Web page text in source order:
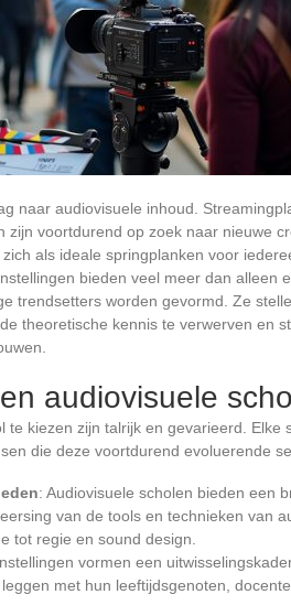
naar audiovisuele inhoud.
zijn voortdurend op zoek naar nieuwe
als ideale springplanken voor
bieden veel meer dan alleen
trendsetters worden gevormd. Ze
theoretische kennis te verwerven en
audiovisuele
kiezen zijn talrijk en gevarieerd. Elke
die deze voortdurend evoluerende
: Audiovisuele scholen bieden een
van de tools en technieken van
tot regie en sound design.
vormen een
met hun leeftijdsgenoten,